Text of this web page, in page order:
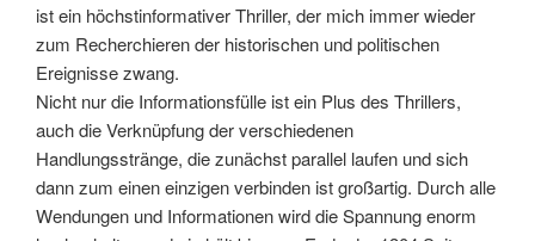
ist ein höchstinformativer Thriller, der mich immer wieder
zum Recherchieren der historischen und politischen
Ereignisse zwang.
Nicht nur die Informationsfülle ist ein Plus des Thrillers,
auch die Verknüpfung der verschiedenen
Handlungsstränge, die zunächst parallel laufen und sich
dann zum einen einzigen verbinden ist großartig. Durch alle
Wendungen und Informationen wird die Spannung enorm